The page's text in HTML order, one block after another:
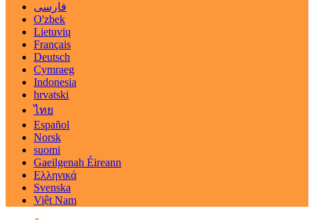
فارسی
O'zbek
Lietuvių
Français
Deutsch
Cymraeg
Indonesia
hrvatski
ไทย
Español
Norsk
suomi
Gaeilgenah Éireann
Ελληνικά
Svenska
Việt Nam